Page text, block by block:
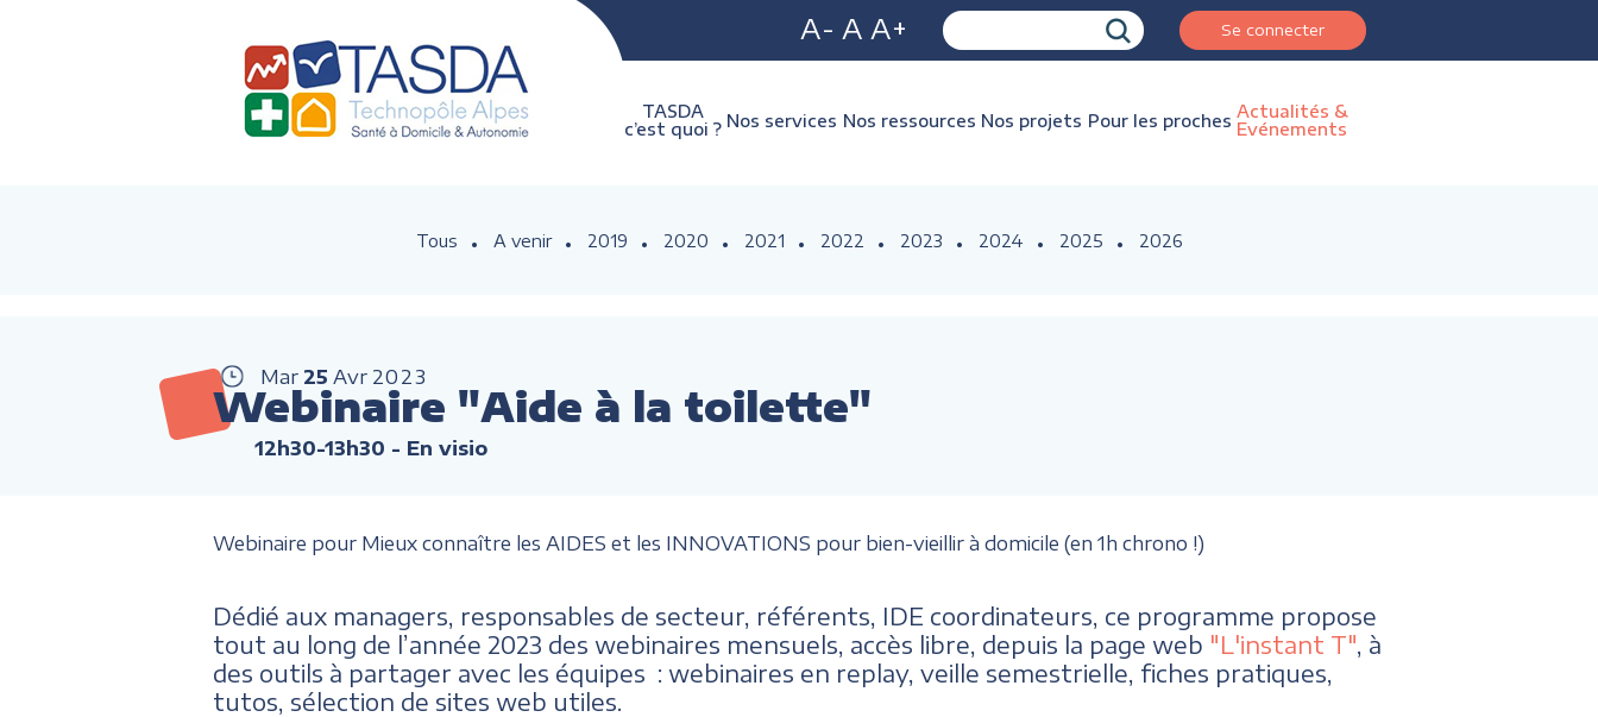
A- A A+ Se connecter
TASDA
c’est quoi ? Nos services Nos ressources Nos projets Pour les proches Actualités &
Evénements
Tous A venir 2019 2020 2021 2022 2023 2024 2025 2026
Mar 25 Avr 2023
Webinaire "Aide à la toilette"
12h30-13h30 - En visio
Webinaire pour Mieux connaître les AIDES et les INNOVATIONS pour bien-vieillir à domicile (en 1h chrono !)
Dédié aux managers, responsables de secteur, référents, IDE coordinateurs, ce programme propose
tout au long de l’année 2023 des webinaires mensuels, accès libre, depuis la page web "L'instant T", à
des outils à partager avec les équipes : webinaires en replay, veille semestrielle, fiches pratiques,
tutos, sélection de sites web utiles.